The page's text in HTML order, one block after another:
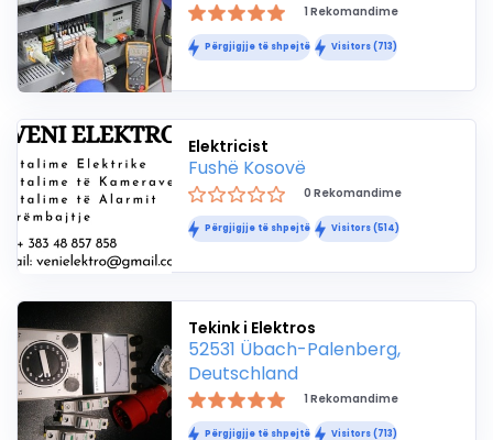
1 Rekomandime
Përgjigjje të shpejtë Visitors (713)
Elektricist
Fushë Kosovë
0 Rekomandime
Përgjigjje të shpejtë Visitors (514)
Tekink i Elektros
52531 Übach-Palenberg,
Deutschland
1 Rekomandime
Përgjigjje të shpejtë Visitors (713)